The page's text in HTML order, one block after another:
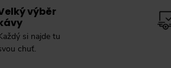
výběr
si najde tu
chuť.